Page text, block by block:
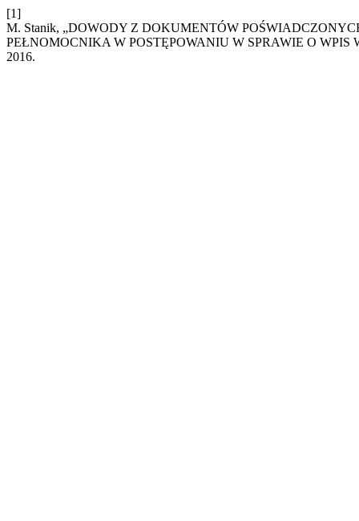
[1]
M. Stanik, „DOWODY Z DOKUMENTÓW
PEŁNOMOCNIKA W POSTĘPOWANIU W SPRAWIE O
2016.